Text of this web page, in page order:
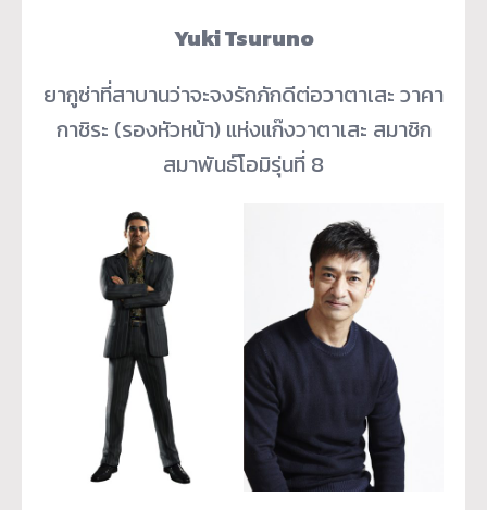
Yuki Tsuruno
ยากูซ่าที่สาบานว่าจะจงรักภักดีต่อวาตาเสะ วาคา
กาชิระ (รองหัวหน้า) แห่งแก๊งวาตาเสะ สมาชิก
สมาพันธ์โอมิรุ่นที่ 8